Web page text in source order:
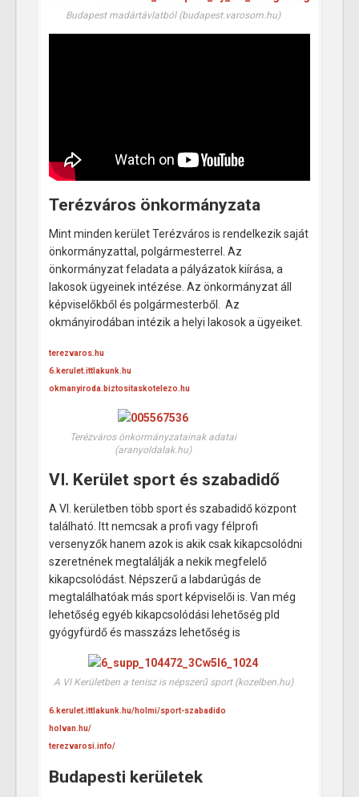
Budapest madártávlatból (budapest.varosom.hu)
Terézváros önkormányzata
Mint minden kerület Terézváros is rendelkezik saját
önkormányzattal, polgármesterrel. Az
önkormányzat feladata a pályázatok kiírása, a
lakosok ügyeinek intézése. Az önkormányzat áll
képviselőkből és polgármesterből. Az
okmányirodában intézik a helyi lakosok a ügyeiket.
terezvaros.hu
6.kerulet.ittlakunk.hu
okmanyiroda.biztositaskotelezo.hu
Terézváros önkormányzatainak adatai
(aranyoldalak.hu)
VI. Kerület sport és szabadidő
A VI. kerületben több sport és szabadidő központ
található. Itt nemcsak a profi vagy félprofi
versenyzők hanem azok is akik csak kikapcsolódni
szeretnének megtalálják a nekik megfelelő
kikapcsolódást. Népszerű a labdarúgás de
megtalálhatóak más sport képviselői is. Van még
lehetőség egyéb kikapcsolódási lehetőség pld
gyógyfürdő és masszázs lehetőség is
A VI Kerületben a tenisz is népszerű sport (kozelben.hu)
6.kerulet.ittlakunk.hu/holmi/sport-szabadido
holvan.hu/
terezvarosi.info/
Budapesti kerületek